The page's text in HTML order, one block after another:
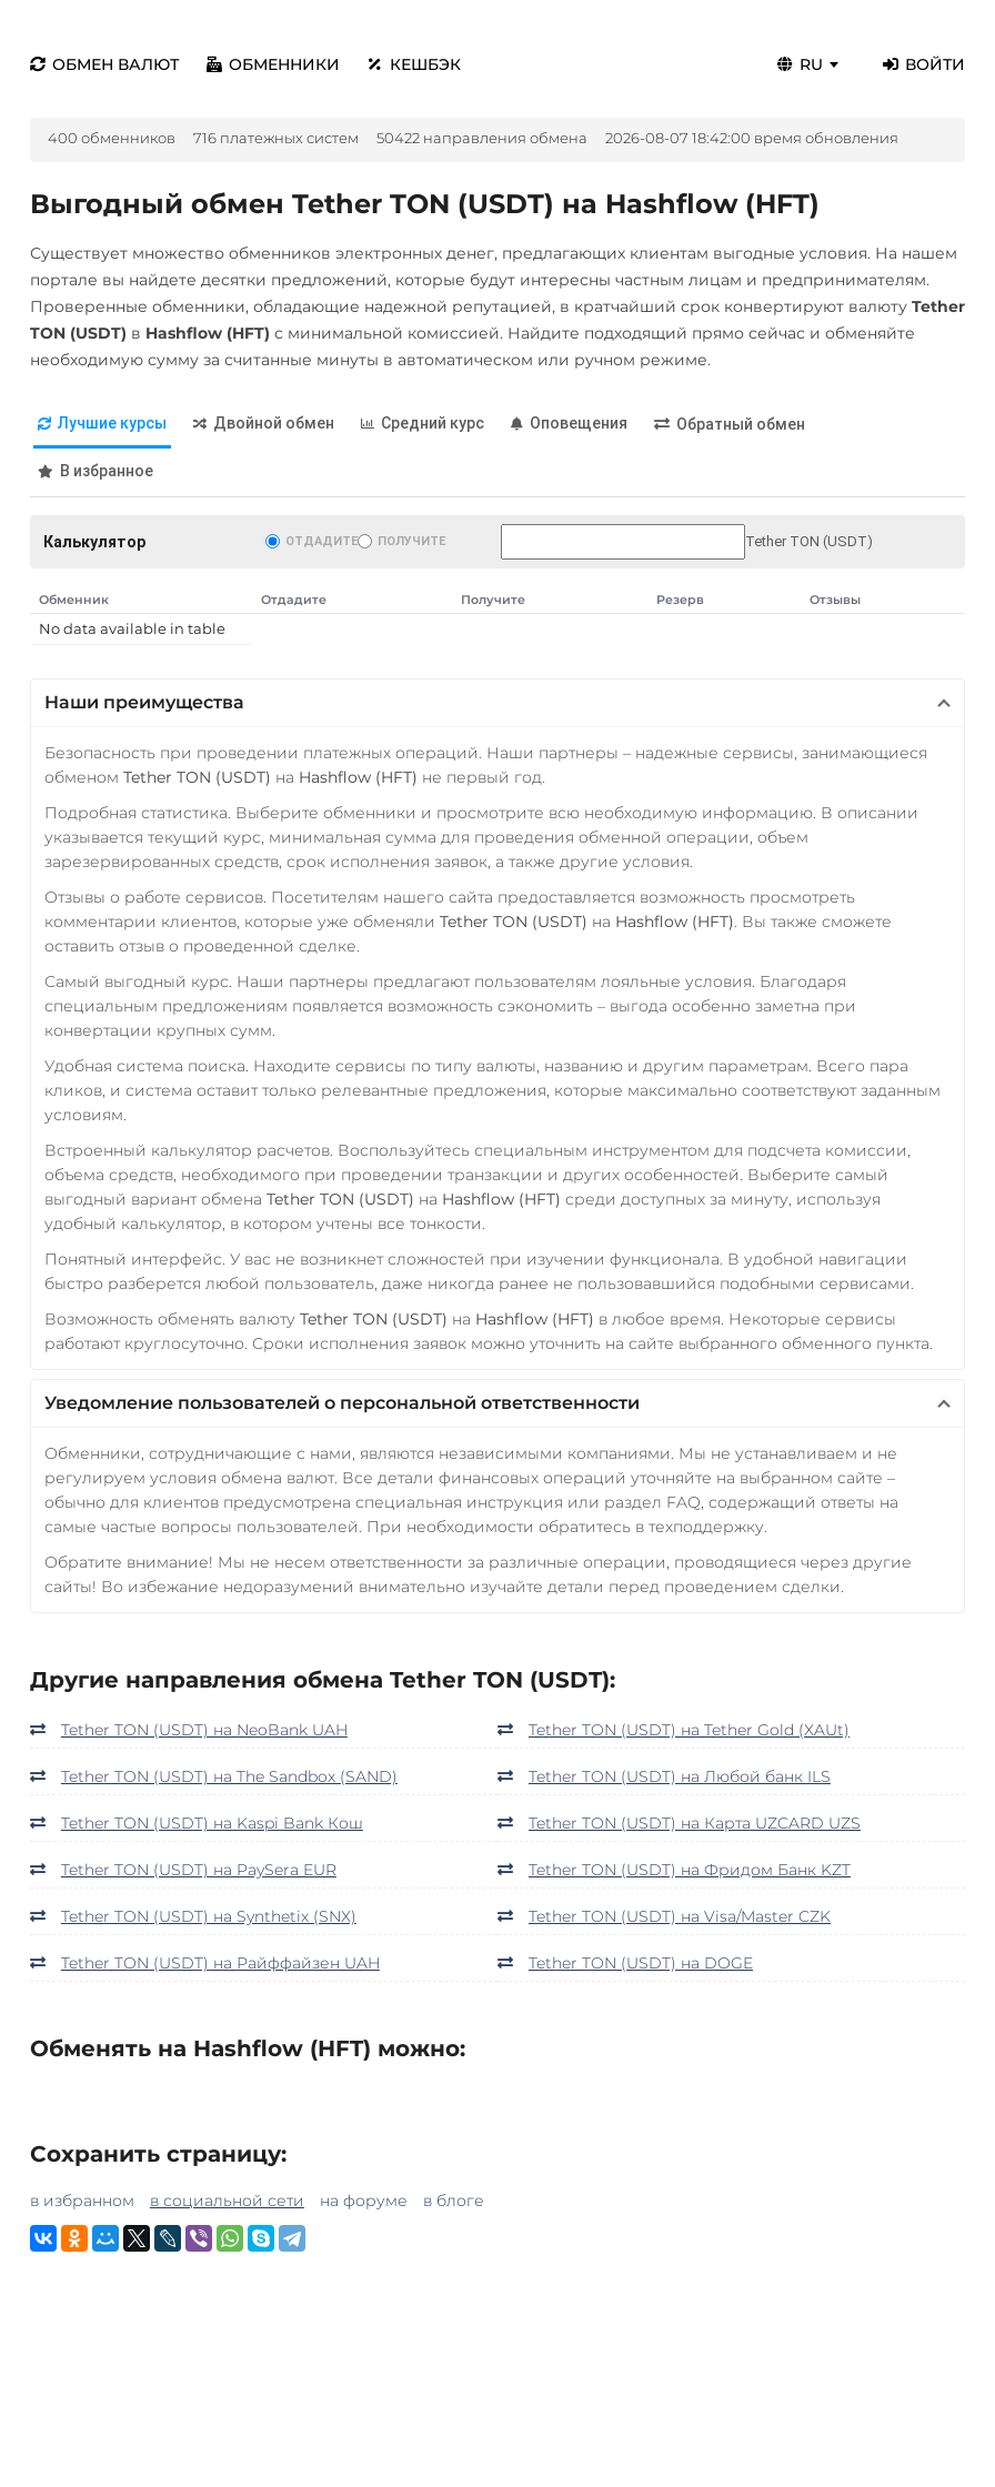
ОБМЕН ВАЛЮТ ОБМЕННИКИ КЕШБЭК RU ВОЙТИ
400 обменников 716 платежных систем 50422 направления обмена 2026-08-07 18:42:00 время обновления
Выгодный обмен Tether TON (USDT) на Hashflow (HFT)
Существует множество обменников электронных денег, предлагающих клиентам выгодные условия. На нашем
портале вы найдете десятки предложений, которые будут интересны частным лицам и предпринимателям.
Проверенные обменники, обладающие надежной репутацией, в кратчайший срок конвертируют валюту Tether
TON (USDT) в Hashflow (HFT) с минимальной комиссией. Найдите подходящий прямо сейчас и обменяйте
необходимую сумму за считанные минуты в автоматическом или ручном режиме.
Лучшие курсы Двойной обмен Средний курс Оповещения Обратный обмен
В избранное
Калькулятор ОТДАДИТЕ ПОЛУЧИТЕ Tether TON (USDT)
Обменник Отдадите Получите Резерв Отзывы
No data available in table
Наши преимущества
Безопасность при проведении платежных операций. Наши партнеры – надежные сервисы, занимающиеся
обменом Tether TON (USDT) на Hashflow (HFT) не первый год.
Подробная статистика. Выберите обменники и просмотрите всю необходимую информацию. В описании
указывается текущий курс, минимальная сумма для проведения обменной операции, объем
зарезервированных средств, срок исполнения заявок, а также другие условия.
Отзывы о работе сервисов. Посетителям нашего сайта предоставляется возможность просмотреть
комментарии клиентов, которые уже обменяли Tether TON (USDT) на Hashflow (HFT). Вы также сможете
оставить отзыв о проведенной сделке.
Самый выгодный курс. Наши партнеры предлагают пользователям лояльные условия. Благодаря
специальным предложениям появляется возможность сэкономить – выгода особенно заметна при
конвертации крупных сумм.
Удобная система поиска. Находите сервисы по типу валюты, названию и другим параметрам. Всего пара
кликов, и система оставит только релевантные предложения, которые максимально соответствуют заданным
условиям.
Встроенный калькулятор расчетов. Воспользуйтесь специальным инструментом для подсчета комиссии,
объема средств, необходимого при проведении транзакции и других особенностей. Выберите самый
выгодный вариант обмена Tether TON (USDT) на Hashflow (HFT) среди доступных за минуту, используя
удобный калькулятор, в котором учтены все тонкости.
Понятный интерфейс. У вас не возникнет сложностей при изучении функционала. В удобной навигации
быстро разберется любой пользователь, даже никогда ранее не пользовавшийся подобными сервисами.
Возможность обменять валюту Tether TON (USDT) на Hashflow (HFT) в любое время. Некоторые сервисы
работают круглосуточно. Сроки исполнения заявок можно уточнить на сайте выбранного обменного пункта.
Уведомление пользователей о персональной ответственности
Обменники, сотрудничающие с нами, являются независимыми компаниями. Мы не устанавливаем и не
регулируем условия обмена валют. Все детали финансовых операций уточняйте на выбранном сайте –
обычно для клиентов предусмотрена специальная инструкция или раздел FAQ, содержащий ответы на
самые частые вопросы пользователей. При необходимости обратитесь в техподдержку.
Обратите внимание! Мы не несем ответственности за различные операции, проводящиеся через другие
сайты! Во избежание недоразумений внимательно изучайте детали перед проведением сделки.
Другие направления обмена Tether TON (USDT):
Tether TON (USDT) на NeoBank UAH Tether TON (USDT) на Tether Gold (XAUt)
Tether TON (USDT) на The Sandbox (SAND) Tether TON (USDT) на Любой банк ILS
Tether TON (USDT) на Kaspi Bank Кош Tether TON (USDT) на Карта UZCARD UZS
Tether TON (USDT) на PaySera EUR Tether TON (USDT) на Фридом Банк KZT
Tether TON (USDT) на Synthetix (SNX) Tether TON (USDT) на Visa/Master CZK
Tether TON (USDT) на Райффайзен UAH Tether TON (USDT) на DOGE
Обменять на Hashflow (HFT) можно:
Сохранить страницу:
в избранном в социальной сети на форуме в блоге